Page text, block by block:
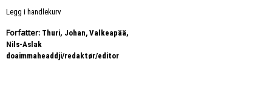
Legg i handlekurv
Forfatter: Thuri, Johan, Valkeapää,
Nils-Aslak
doaimmaheaddji/redaktør/editor